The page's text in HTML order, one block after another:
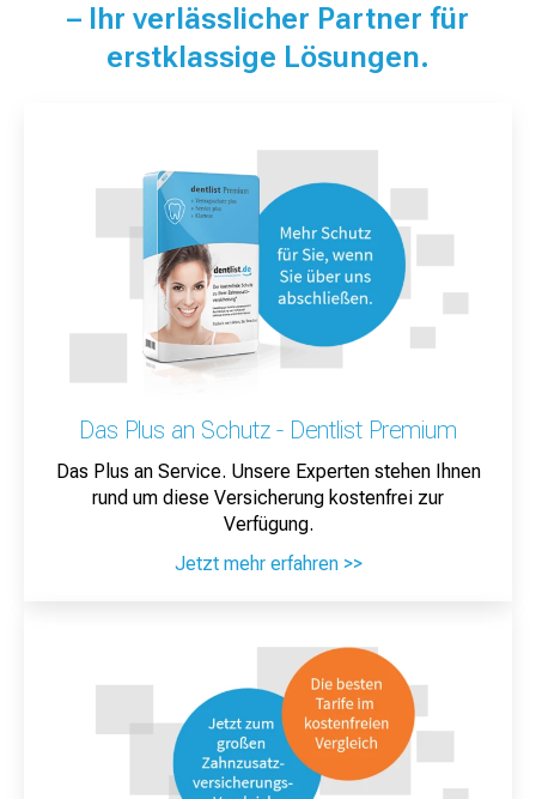
– Ihr verlässlicher Partner für
erstklassige Lösungen.
Das Plus an Schutz - Dentlist Premium
Das Plus an Service. Unsere Experten stehen Ihnen
rund um diese Versicherung kostenfrei zur
Verfügung.
Jetzt mehr erfahren >>